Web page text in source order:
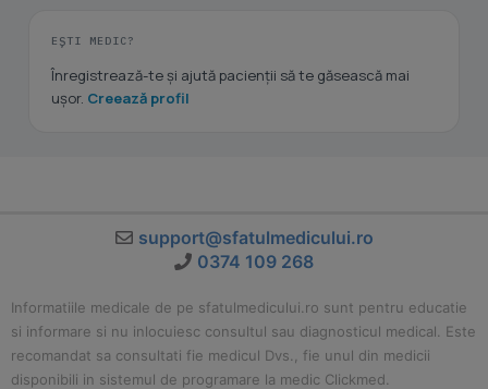
EȘTI MEDIC?
Înregistrează-te și ajută pacienții să te găsească mai
ușor. Creează profil
support@sfatulmedicului.ro
0374 109 268
Informatiile medicale de pe sfatulmedicului.ro sunt pentru educatie
si informare si nu inlocuiesc consultul sau diagnosticul medical. Este
recomandat sa consultati fie medicul Dvs., fie unul din medicii
disponibili in sistemul de programare la medic Clickmed.